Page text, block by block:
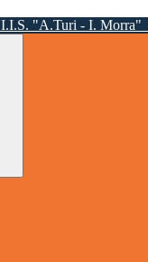
I.I.S. "A.Turi - I. Morra"